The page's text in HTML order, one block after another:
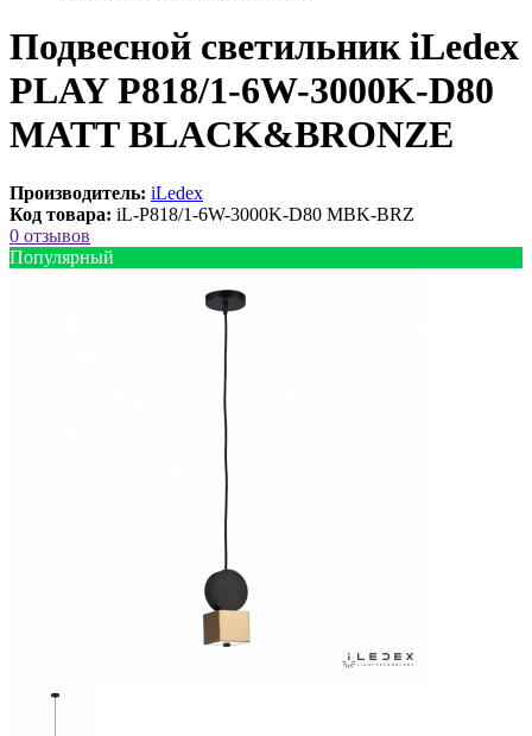
Подвесной светильник iLedex
PLAY P818/1-6W-3000K-D80
MATT BLACK&BRONZE
Производитель: iLedex
Код товара: iL-P818/1-6W-3000K-D80 MBK-BRZ
0 отзывов
Популярный